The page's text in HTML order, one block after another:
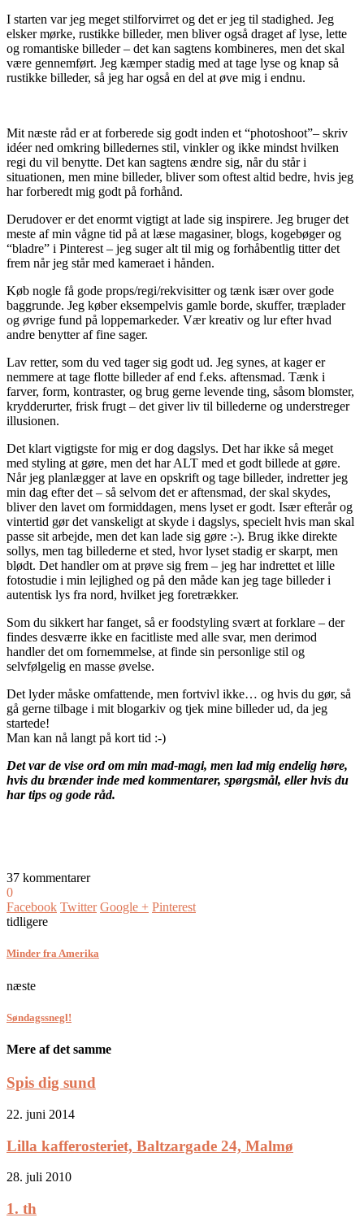
I starten var jeg meget stilforvirret og det er jeg til stadighed. Jeg
elsker mørke, rustikke billeder, men bliver også draget af lyse, lette
og romantiske billeder – det kan sagtens kombineres, men det skal
være gennemført. Jeg kæmper stadig med at tage lyse og knap så
rustikke billeder, så jeg har også en del at øve mig i endnu.
Mit næste råd er at forberede sig godt inden et “photoshoot”– skriv
idéer ned omkring billedernes stil, vinkler og ikke mindst hvilken
regi du vil benytte. Det kan sagtens ændre sig, når du står i
situationen, men mine billeder, bliver som oftest altid bedre, hvis jeg
har forberedt mig godt på forhånd.
Derudover er det enormt vigtigt at lade sig inspirere. Jeg bruger det
meste af min vågne tid på at læse magasiner, blogs, kogebøger og
“bladre” i Pinterest – jeg suger alt til mig og forhåbentlig titter det
frem når jeg står med kameraet i hånden.
Køb nogle få gode props/regi/rekvisitter og tænk især over gode
baggrunde. Jeg køber eksempelvis gamle borde, skuffer, træplader
og øvrige fund på loppemarkeder. Vær kreativ og lur efter hvad
andre benytter af fine sager.
Lav retter, som du ved tager sig godt ud. Jeg synes, at kager er
nemmere at tage flotte billeder af end f.eks. aftensmad. Tænk i
farver, form, kontraster, og brug gerne levende ting, såsom blomster,
krydderurter, frisk frugt – det giver liv til billederne og understreger
illusionen.
Det klart vigtigste for mig er dog dagslys. Det har ikke så meget
med styling at gøre, men det har ALT med et godt billede at gøre.
Når jeg planlægger at lave en opskrift og tage billeder, indretter jeg
min dag efter det – så selvom det er aftensmad, der skal skydes,
bliver den lavet om formiddagen, mens lyset er godt. Især efterår og
vintertid gør det vanskeligt at skyde i dagslys, specielt hvis man skal
passe sit arbejde, men det kan lade sig gøre :-). Brug ikke direkte
sollys, men tag billederne et sted, hvor lyset stadig er skarpt, men
blødt. Det handler om at prøve sig frem – jeg har indrettet et lille
fotostudie i min lejlighed og på den måde kan jeg tage billeder i
autentisk lys fra nord, hvilket jeg foretrækker.
Som du sikkert har fanget, så er foodstyling svært at forklare – der
findes desværre ikke en facitliste med alle svar, men derimod
handler det om fornemmelse, at finde sin personlige stil og
selvfølgelig en masse øvelse.
Det lyder måske omfattende, men fortvivl ikke… og hvis du gør, så
gå gerne tilbage i mit blogarkiv og tjek mine billeder ud, da jeg
startede!
Man kan nå langt på kort tid :-)
Det var de vise ord om min mad-magi, men lad mig endelig høre,
hvis du brænder inde med kommentarer, spørgsmål, eller hvis du
har tips og gode råd.
37 kommentarer
0
Facebook Twitter Google + Pinterest
tidligere
Minder fra Amerika
næste
Søndagssnegl!
Mere af det samme
Spis dig sund
22. juni 2014
Lilla kafferosteriet, Baltzargade 24, Malmø
28. juli 2010
1. th